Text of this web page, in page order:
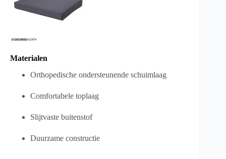
Materialen
Orthopedische ondersteunende schuimlaag
Comfortabele toplaag
Slijtvaste buitenstof
Duurzame constructie